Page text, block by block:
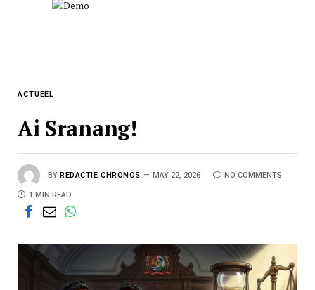
ACTUEEL
Ai Sranang!
BY REDACTIE CHRONOS MAY 22, 2026 NO COMMENTS
1 MIN READ